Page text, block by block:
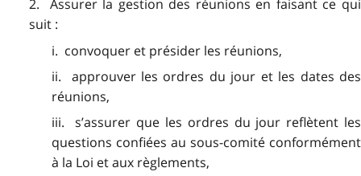
2. Assurer la gestion des réunions en faisant ce qui
suit :
i. convoquer et présider les réunions,
ii. approuver les ordres du jour et les dates des
réunions,
iii. s’assurer que les ordres du jour reflètent les
questions confiées au sous-comité conformément
à la Loi et aux règlements,